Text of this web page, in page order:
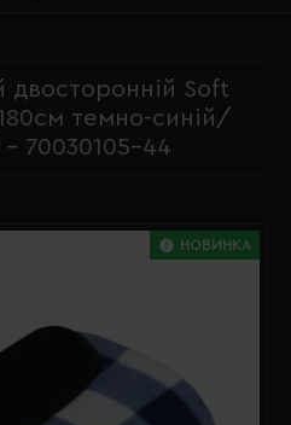
двосторонній Soft
темно-синій/
70030105-44
НОВИНКА